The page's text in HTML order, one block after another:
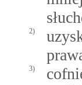
2)
3)